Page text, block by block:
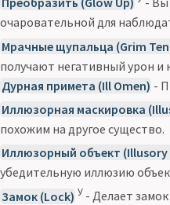
очаровательной для
Мрачные щупальца (Grim
получают негативный урон и
Дурная примета (Ill Omen) -
Иллюзорная маскировка
похожим на другое существо.
Иллюзорный объект (Illusory
убедительную иллюзию
Замок (Lock) У - Делает